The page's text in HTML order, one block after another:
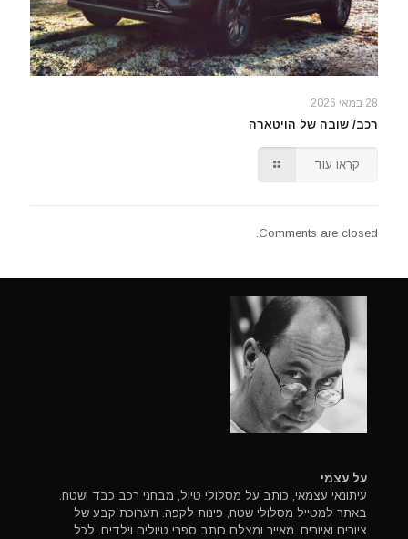
28 במאי 2026
רכב/ שובה של הויטארה
קראו עוד
Comments are closed.
על עצמי
עיתונאי עצמאי, כותב על מסלולי טיול, מבחני רכב כבד ושטח.
באתר למטייל מסלולי שטח, פינות לקפה. תערוכת קבע של
ציורים ואיורים. מאייר ומצלם כותב ספרי טיולים וילדים. לכל